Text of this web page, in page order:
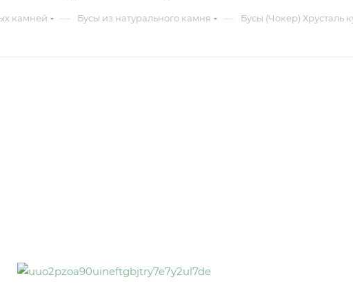
камней — Бусы из натурального камня — Бусы (Чокер) Хрусталь